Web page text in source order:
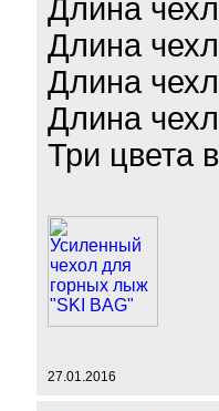
Длина
Длина
Длина
Длина
Три цвета
27.01.2016